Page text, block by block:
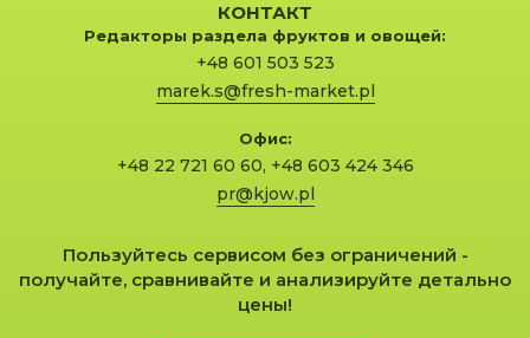
КОНТАКТ
Редакторы раздела фруктов и овощей:
+48 601 503 523
marek.s@fresh-market.pl
Офис:
+48 22 721 60 60, +48 603 424 346
pr@kjow.pl
Пользуйтесь сервисом без ограничений -
получайте, сравнивайте и анализируйте детально
цены!